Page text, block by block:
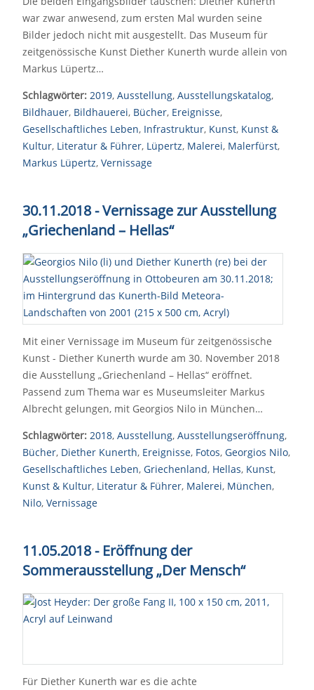
war zwar anwesend, zum ersten Mal wurden seine
Bilder jedoch nicht mit ausgestellt. Das Museum für
zeitgenössische Kunst Diether Kunerth wurde allein von
Markus Lüpertz…
Schlagwörter: 2019, Ausstellung, Ausstellungskatalog,
Bildhauer, Bildhauerei, Bücher, Ereignisse,
Gesellschaftliches Leben, Infrastruktur, Kunst, Kunst &
Kultur, Literatur & Führer, Lüpertz, Malerei, Malerfürst,
Markus Lüpertz, Vernissage
30.11.2018 - Vernissage zur Ausstellung
„Griechenland – Hellas“
Mit einer Vernissage im Museum für zeitgenössische
Kunst - Diether Kunerth wurde am 30. November 2018
die Ausstellung „Griechenland – Hellas“ eröffnet.
Passend zum Thema war es Museumsleiter Markus
Albrecht gelungen, mit Georgios Nilo in München…
Schlagwörter: 2018, Ausstellung, Ausstellungseröffnung,
Bücher, Diether Kunerth, Ereignisse, Fotos, Georgios Nilo,
Gesellschaftliches Leben, Griechenland, Hellas, Kunst,
Kunst & Kultur, Literatur & Führer, Malerei, München,
Nilo, Vernissage
11.05.2018 - Eröffnung der
Sommerausstellung „Der Mensch“
Für Diether Kunerth war es die achte